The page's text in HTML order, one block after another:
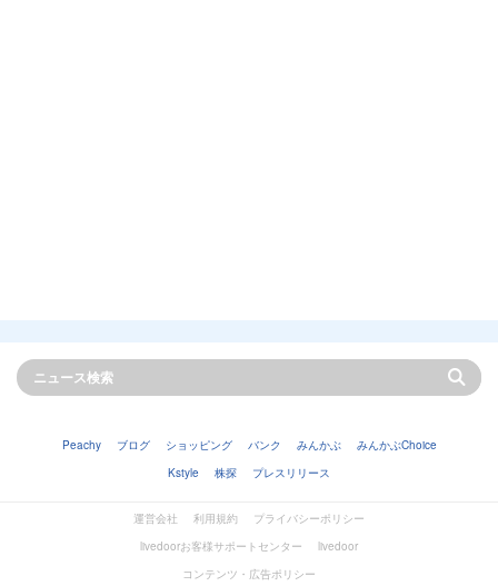
Peachy ブログ ショッピング バンク みんかぶ
みんかぶChoice
Kstyle
株探 プレスリリース
運営会社 利用規約
プライバシーポリシー
livedoorお客様サポートセンター
livedoor
コンテンツ・広告ポリシー